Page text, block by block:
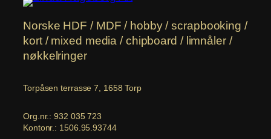
Norske HDF / MDF / hobby / scrapbooking /
kort / mixed media / chipboard / limnåler /
nøkkelringer
Torpåsen terrasse 7, 1658 Torp
Org.nr.: 932 035 723
Kontonr.: 1506.95.93744